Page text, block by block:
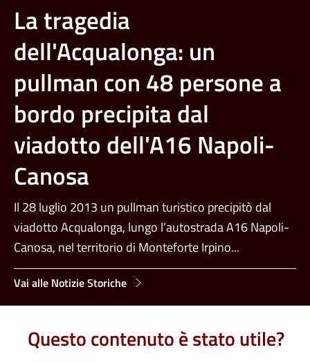
La tragedia
dell'Acqualonga: un
pullman con 48 persone a
bordo precipita dal
viadotto dell'A16 Napoli-
Canosa
Il 28 luglio 2013 un pullman turistico precipitò dal
viadotto Acqualonga, lungo l’autostrada A16 Napoli-
Canosa, nel territorio di Monteforte Irpino...
Vai alle Notizie Storiche
Questo contenuto è stato utile?